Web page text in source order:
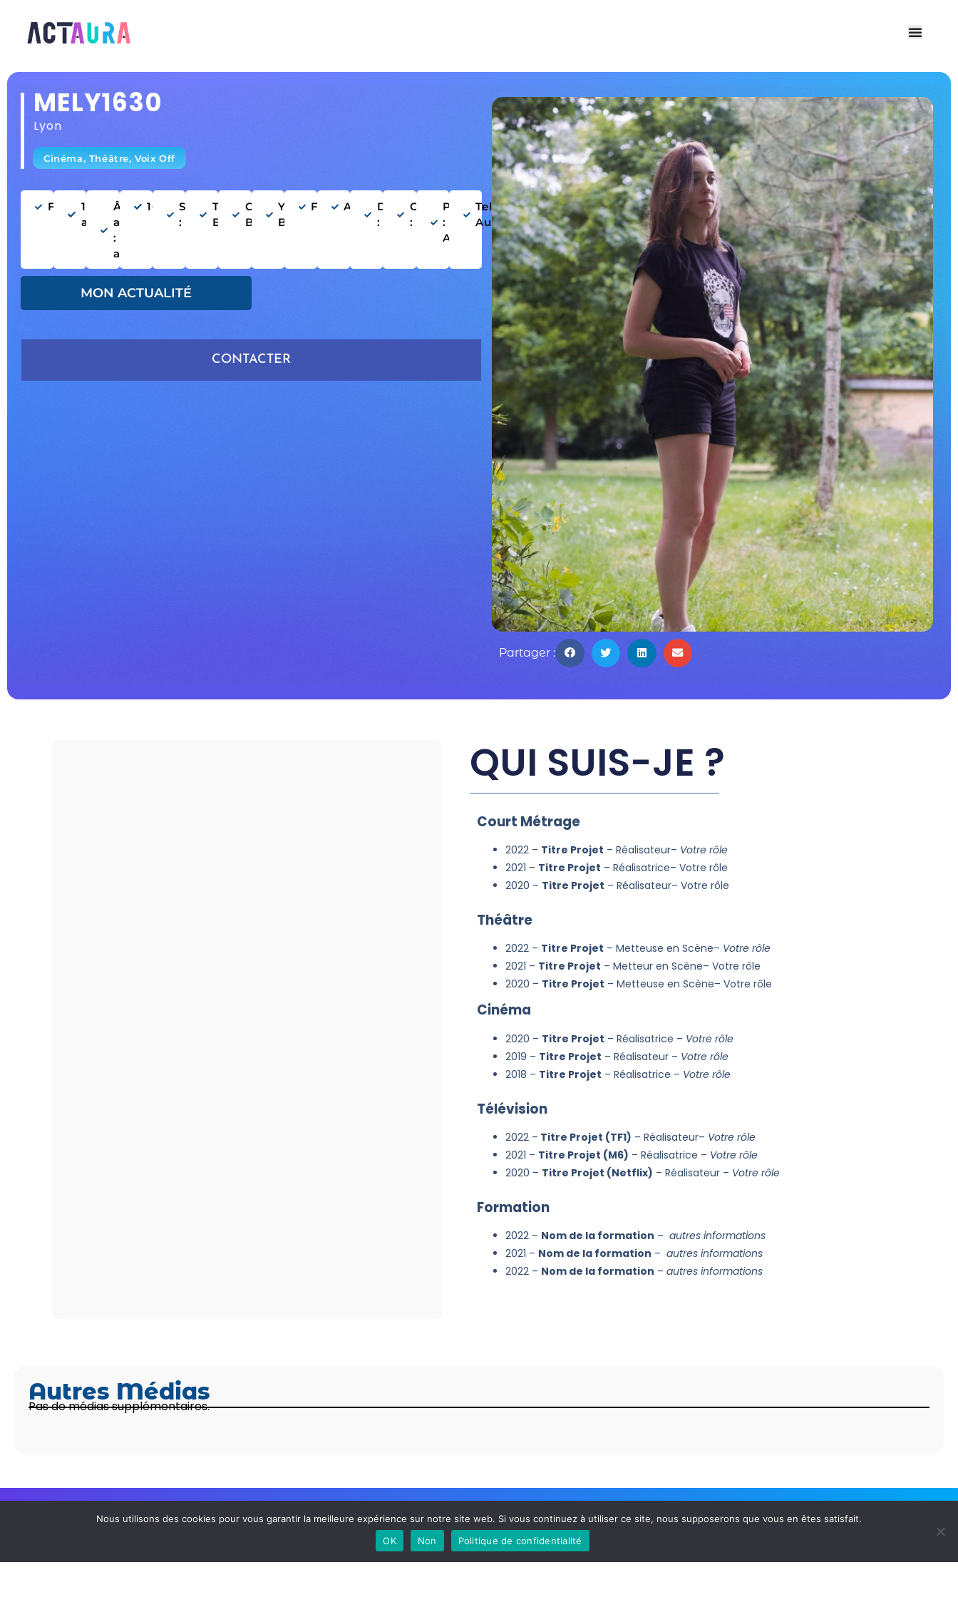
MELY1630
Lyon
Cinéma, Théâtre, Voix Off
Femme
15
ans
Âge
apparent
: 16-16
ans
160cmSilhouette
: Mince
Type :
Européen
Cheveux
Bruns
Yeux
Bleus
FrançaisAnglaisDanse
: Non
Chant
: Non
Permis
:
Aucun
Tel :
Aucun
MON ACTUALITÉ
CONTACTER
Partager :
QUI SUIS-JE ?
Court Métrage
2022 – Titre Projet – Réalisateur– Votre rôle
2021 – Titre Projet – Réalisatrice– Votre rôle
2020 – Titre Projet – Réalisateur– Votre rôle
Théâtre
2022 – Titre Projet – Metteuse en Scène– Votre rôle
2021 – Titre Projet – Metteur en Scène– Votre rôle
2020 – Titre Projet – Metteuse en Scène– Votre rôle
Cinéma
2020 – Titre Projet – Réalisatrice – Votre rôle
2019 – Titre Projet – Réalisateur – Votre rôle
2018 – Titre Projet – Réalisatrice – Votre rôle
Télévision
2022 – Titre Projet (TF1) – Réalisateur– Votre rôle
2021 – Titre Projet (M6) – Réalisatrice – Votre rôle
2020 – Titre Projet (Netflix) – Réalisateur – Votre rôle
Formation
2022 – Nom de la formation – autres informations
2021 – Nom de la formation – autres informations
2022 – Nom de la formation – autres informations
Autres Médias
Pas de médias supplémentaires.
© 2026 Tous droits réservés à Geoffrey LUC et Hannah BALLANFAT
Inscription Newsletter
Nous utilisons des cookies pour vous garantir la meilleure expérience sur notre site web. Si vous continuez à utiliser ce site, nous supposerons que vous en êtes satisfait.
OK
Non Politique de confidentialité